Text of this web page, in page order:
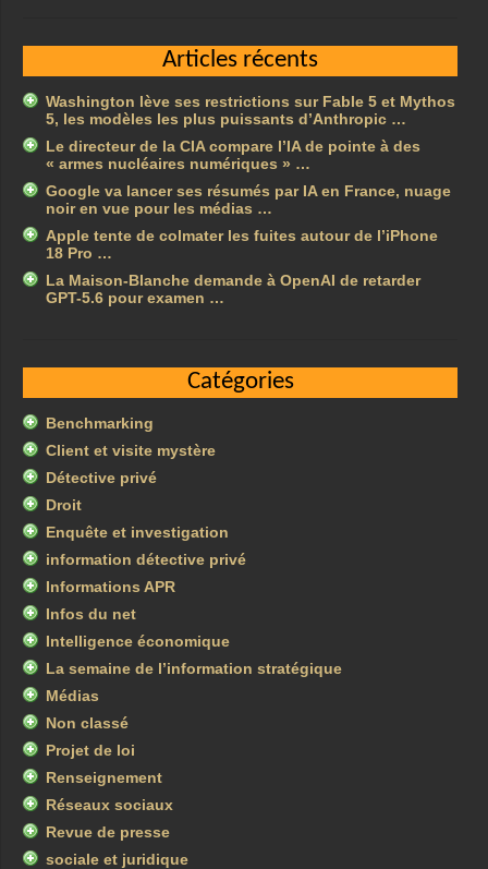
Articles récents
Washington lève ses restrictions sur Fable 5 et Mythos
5, les modèles les plus puissants d’Anthropic …
Le directeur de la CIA compare l’IA de pointe à des
« armes nucléaires numériques » …
Google va lancer ses résumés par IA en France, nuage
noir en vue pour les médias …
Apple tente de colmater les fuites autour de l’iPhone
18 Pro …
La Maison-Blanche demande à OpenAI de retarder
GPT-5.6 pour examen …
Catégories
Benchmarking
Client et visite mystère
Détective privé
Droit
Enquête et investigation
information détective privé
Informations APR
Infos du net
Intelligence économique
La semaine de l’information stratégique
Médias
Non classé
Projet de loi
Renseignement
Réseaux sociaux
Revue de presse
sociale et juridique